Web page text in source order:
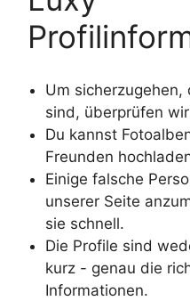
Um sicherzugehen,
sind, überprüfen
Du kannst
Freunden
Einige falsche
unserer Seite
sie schnell.
Die Profile sind
kurz - genau die
Informationen.